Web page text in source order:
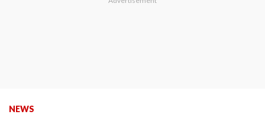
NEWS